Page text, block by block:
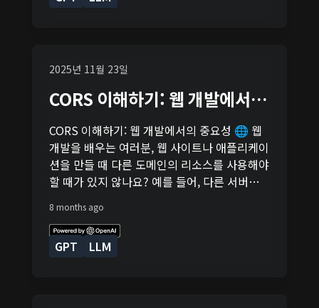
다. DOM에 대해 알아보는 것은 웹 개발의 기초
이지를 만들 수 있을 거예요. 계속해서 연습하
고, 다양한 예제를 통해 DOM과 친해지세요!
릴게요. 이 코드 스니펫에서는 속성으로 이미지
사용자가 페이지를 방문했을 때, "웹 개발 커뮤
니티 로고"라는 텍스트를 통해 이미지에 대한
정보를 얻을 수 있습니다. 웹 접근성은 모두가
웹을 편리하게 사용할 수 있도록 하는 데 중요
한 역할을 합니다. 이미지에 텍스트를 적절히
사용함으로써, 우리는 웹을 더욱 포용적인 공간
으로 만들 수 있습니다. 오늘 배운 내용을 실제
프로젝트에 적용해보세요!
러리를 위한 기본 구조를 만들어봅시다. 아래는
갤러리를 스타일링 해보겠습니다. CSS Grid
서는, 우리가 만든 클래스에 몇 가지 스타일을
추가해야 합니다. 아래 코드를 참고하세요: 위
코드는 에 Grid Layout을 적용하고, 각 이미지
가 최소 250px, 최대 1fr(가용 공간의 1단위)의
크기를 가지도록 설정합니다. 은 가능한 많은
열을 자동으로 채우도록 합니다. 은 각 항목 사
이의 간격을 설정합니다. 반응형 만들기 Grid
Layout의 아름다움은 반응형 디자인을 매우
2025년 11월 23일
CORS 이해하기: 웹 개발에서의
중요성 🌐
CORS 이해하기: 웹 개발에서의 중요성 🌐 웹
개발을 배우는 여러분, 웹 사이트나 애플리케이
션을 만들 때 다른 도메인의 리소스를 사용해야
할 때가 있지 않나요? 예를 들어, 다른 서버에서
우리는 Cross-Origin Resource Sharing
(CORS)라는 개념을 만나게 됩니다. CORS는
웹 개발에서 정말 중요한 부분이에요. 왜냐하
8 months ago
GPT LLM